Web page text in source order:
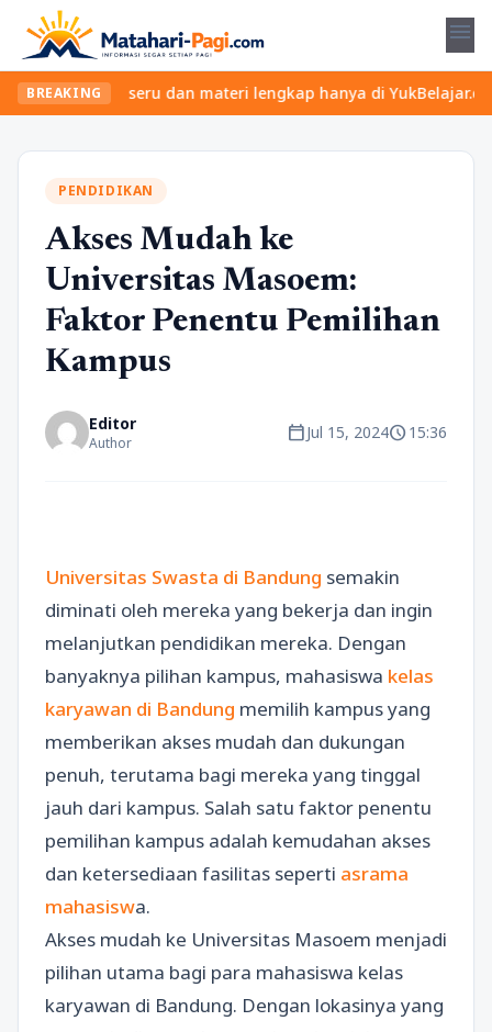
menu
BREAKING
kelas seru dan materi lengkap hanya di YukBelajar.com.
PENDIDIKAN
Akses Mudah ke
Universitas Masoem:
Faktor Penentu Pemilihan
Kampus
Editor
Author calendar_todayJul 15, 2024schedule15:36
Universitas Swasta di Bandung semakin
diminati oleh mereka yang bekerja dan ingin
melanjutkan pendidikan mereka. Dengan
banyaknya pilihan kampus, mahasiswa kelas
karyawan di Bandung memilih kampus yang
memberikan akses mudah dan dukungan
penuh, terutama bagi mereka yang tinggal
jauh dari kampus. Salah satu faktor penentu
pemilihan kampus adalah kemudahan akses
dan ketersediaan fasilitas seperti asrama
mahasiswa.
Akses mudah ke Universitas Masoem menjadi
pilihan utama bagi para mahasiswa kelas
karyawan di Bandung. Dengan lokasinya yang